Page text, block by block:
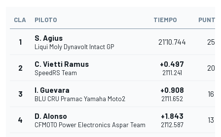
CLA PILOTO TIEMPO
1 S. Agius
Liqui Moly Dynavolt Intact GP
21'10.744 25
2 C. Vietti Ramus
SpeedRS Team
+0.497
21'11.241
20
3 I. Guevara
BLU CRU Pramac Yamaha Moto2
+0.908
21'11.652
16
4 D. Alonso
CFMOTO Power Electronics Aspar Team
+1.843
21'12.587
13